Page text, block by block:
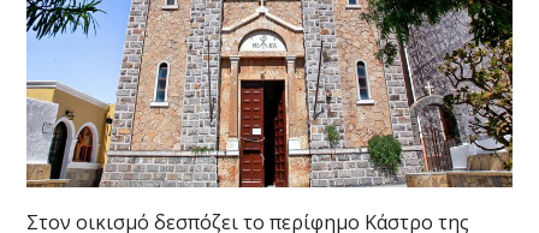
Στον οικισμό δεσπόζει το περίφημο Κάστρο της